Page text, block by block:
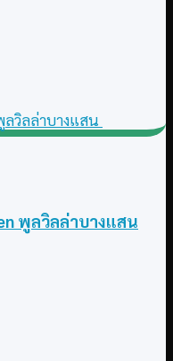
พูลวิลล่าบางแสน